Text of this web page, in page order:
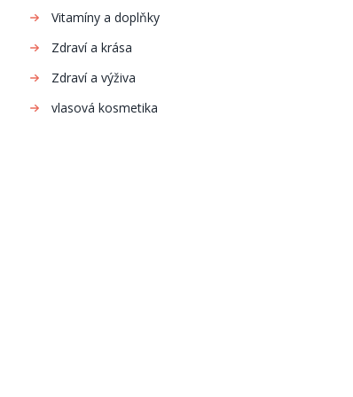
Vitamíny a doplňky
Zdraví a krása
Zdraví a výživa
vlasová kosmetika